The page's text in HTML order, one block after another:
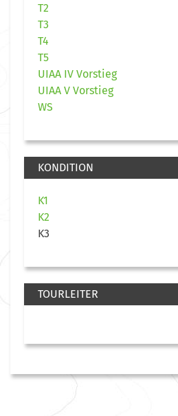
T2
T3
T4
T5
UIAA IV Vorstieg
UIAA V Vorstieg
WS
KONDITION
K1
K2
K3
TOURLEITER